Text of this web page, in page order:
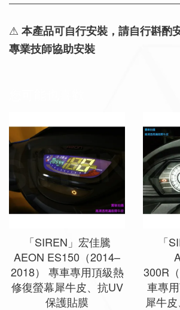
⚠ 本產品可自行安裝，請自行斟酌
專業技師協助安裝
「SIREN」宏佳騰
AEON ES150（2014–
2018） 專車專用頂級熱
修復螢幕犀牛皮、抗UV
保護貼膜
「
300R
車專
犀牛